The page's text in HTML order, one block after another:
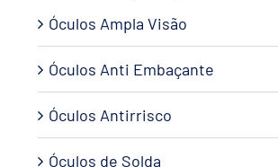
Óculos Ampla Visão
Óculos Anti Embaçante
Óculos Antirrisco
Óculos de Solda